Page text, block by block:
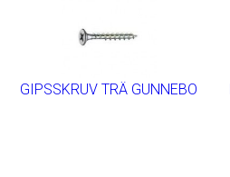
GIPSSKRUV TRÄ GUNNEBO